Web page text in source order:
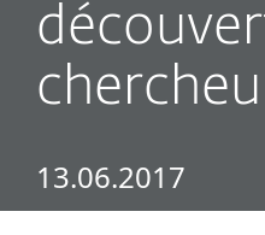
13.06.2017